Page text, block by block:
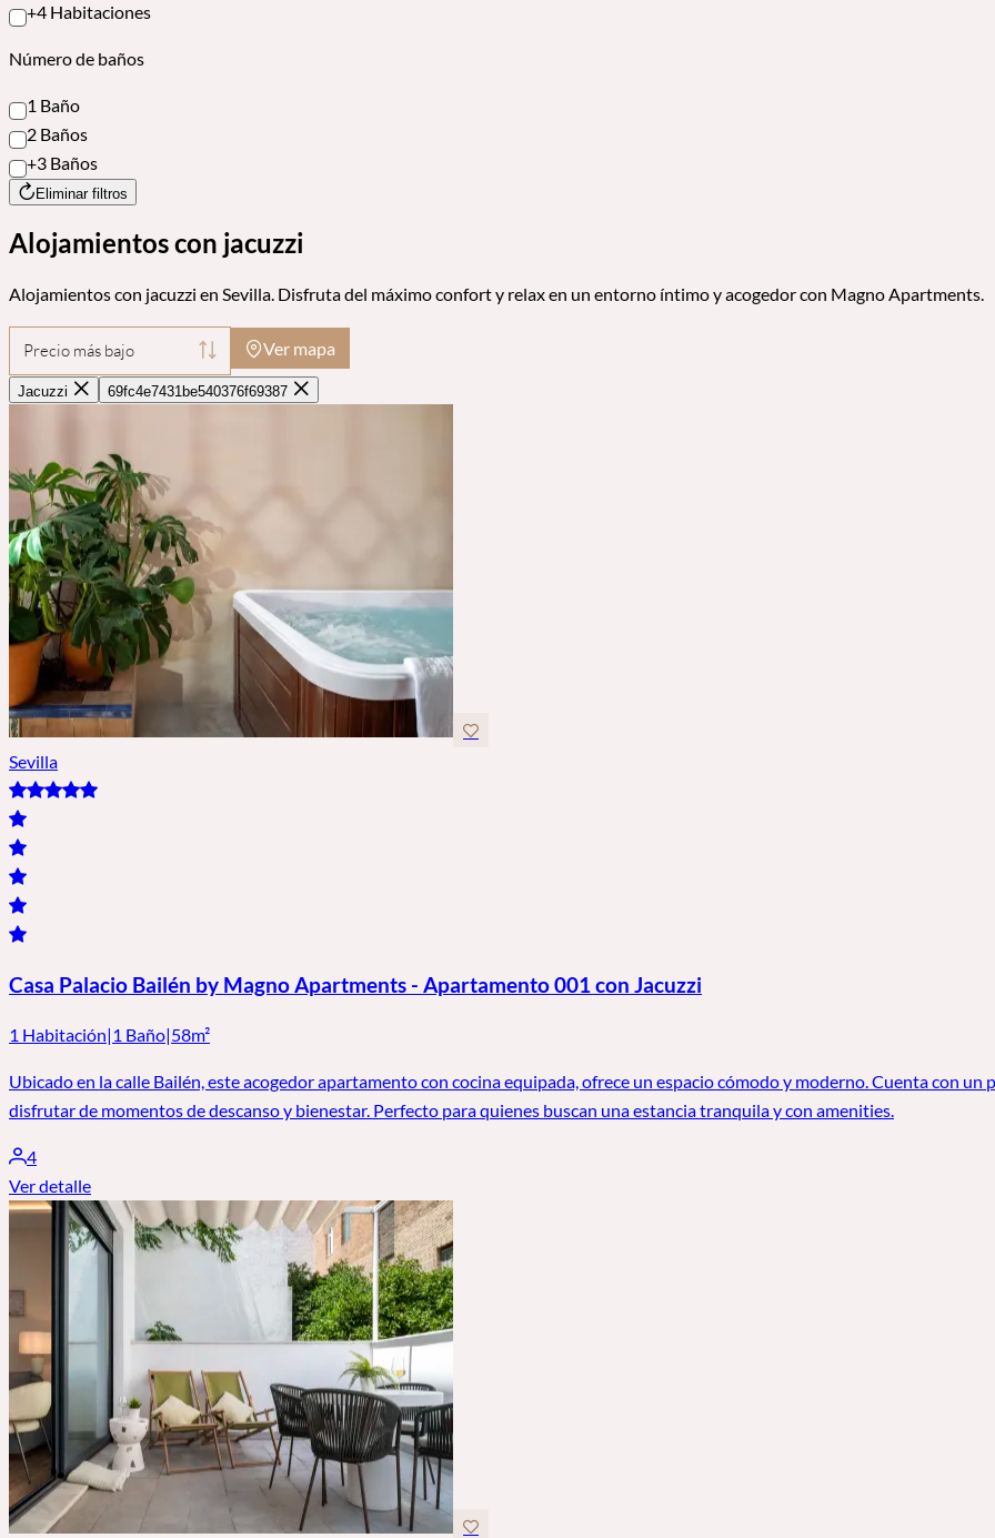
+4 Habitaciones
Número de baños
1 Baño
2 Baños
+3 Baños
Eliminar filtros
Alojamientos con jacuzzi
Alojamientos con jacuzzi en Sevilla. Disfruta del máximo confort y relax en un entorno íntimo y acogedor con Magno Apartments.
Precio más bajo Ver mapa
Jacuzzi 69fc4e7431be540376f69387
Sevilla
Casa Palacio Bailén by Magno Apartments - Apartamento 001 con Jacuzzi
1 Habitación|1 Baño|58m²
Ubicado en la calle Bailén, este acogedor apartamento con cocina equipada, ofrece un espacio cómodo y moderno. Cuenta con
disfrutar de momentos de descanso y bienestar. Perfecto para quienes buscan una estancia tranquila y con amenities.
4
Ver detalle